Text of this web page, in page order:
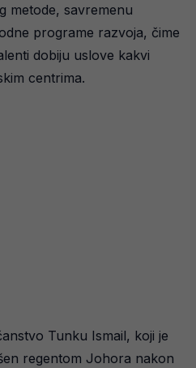
metode, savremenu
programe razvoja, čime
dobiju uslove kakvi
centrima.
Tunku Ismail, koji je
regentom Johora nakon